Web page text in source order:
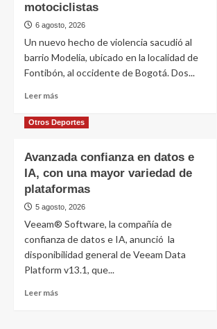
motociclistas
6 agosto, 2026
Un nuevo hecho de violencia sacudió al
barrio Modelia, ubicado en la localidad de
Fontibón, al occidente de Bogotá. Dos...
Leer más
Otros Deportes
Avanzada confianza en datos e
IA, con una mayor variedad de
plataformas
5 agosto, 2026
Veeam® Software, la compañía de
confianza de datos e IA, anunció la
disponibilidad general de Veeam Data
Platform v13.1, que...
Leer más